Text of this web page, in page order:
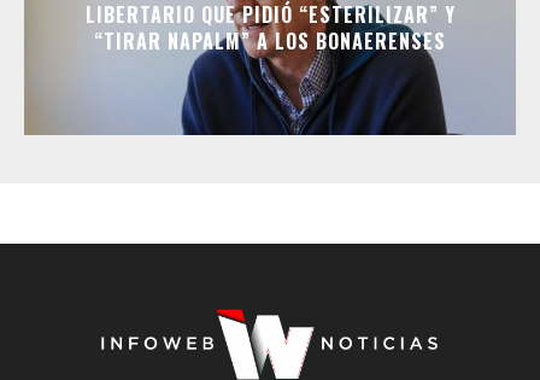
LIBERTARIO QUE PIDIÓ “ESTERILIZAR” Y
“TIRAR NAPALM” A LOS BONAERENSES